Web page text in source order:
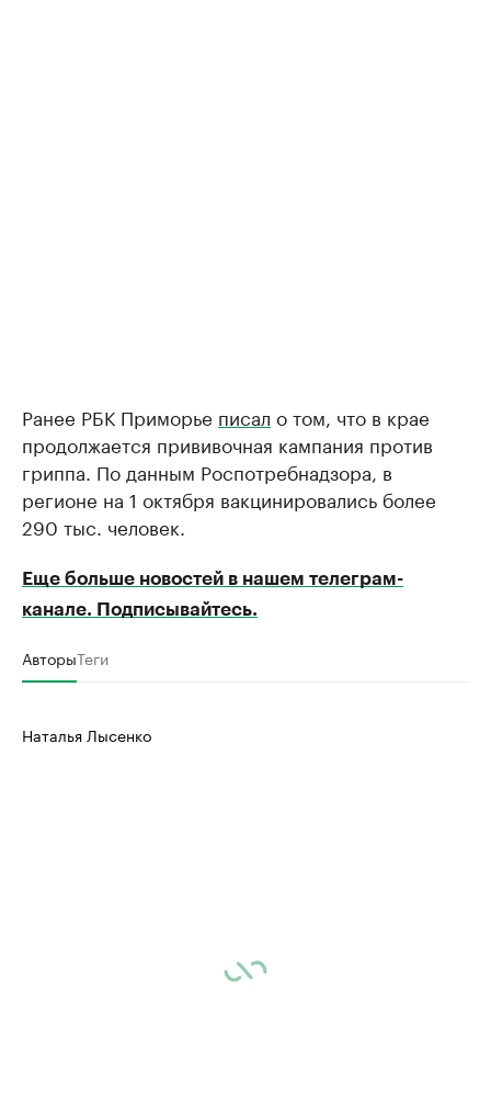
Ранее РБК Приморье писал о том, что в крае
продолжается прививочная кампания против
гриппа. По данным Роспотребнадзора, в
регионе на 1 октября вакцинировались более
290 тыс. человек.
Еще больше новостей в нашем телеграм-
канале. Подписывайтесь.
АвторыТеги
Наталья Лысенко